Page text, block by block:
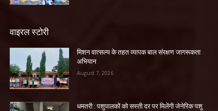
वाइरल स्टोरी
मिशन वात्सल्य के तहत व्यापक बाल संरक्षण जागरूकता
अभियान
August 7, 2026
धमतरी : पशुपालकों को सस्ती दर पर मिलेंगी जेनेरिक पशु